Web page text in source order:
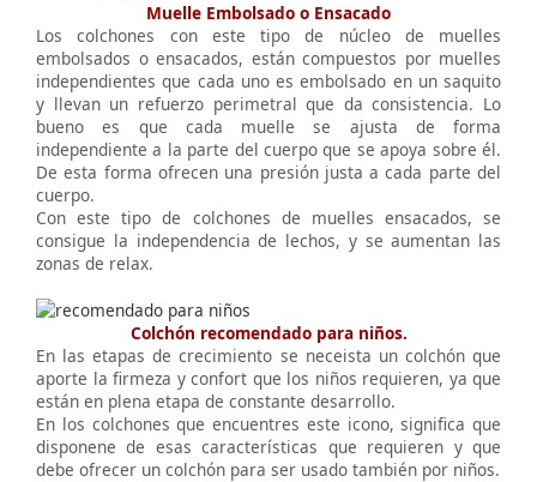
Muelle Embolsado o Ensacado
Los colchones con este tipo de núcleo de muelles
embolsados o ensacados, están compuestos por muelles
independientes que cada uno es embolsado en un saquito
y llevan un refuerzo perimetral que da consistencia. Lo
bueno es que cada muelle se ajusta de forma
independiente a la parte del cuerpo que se apoya sobre él.
De esta forma ofrecen una presión justa a cada parte del
cuerpo.
Con este tipo de colchones de muelles ensacados, se
consigue la independencia de lechos, y se aumentan las
zonas de relax.
Colchón recomendado para niños.
En las etapas de crecimiento se neceista un colchón que
aporte la firmeza y confort que los niños requieren, ya que
están en plena etapa de constante desarrollo.
En los colchones que encuentres este icono, significa que
disponene de esas características que requieren y que
debe ofrecer un colchón para ser usado también por niños.